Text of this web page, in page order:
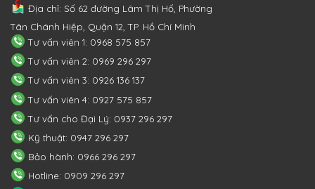
Địa chỉ: Số 62 đường Lâm Thị Hố, Phường
Tân Chánh Hiệp, Quận 12, TP. Hồ Chí Minh
Tư vấn viên 1: 0968 575 857
Tư vấn viên 2: 0969 296 297
Tư vấn viên 3: 0926 136 137
Tư vấn viên 4: 0927 575 857
Tư vấn cho Đại Lý: 0937 296 297
Kỹ thuật: 0947 296 297
Bảo hành: 0966 296 297
Hotline: 0909 296 297